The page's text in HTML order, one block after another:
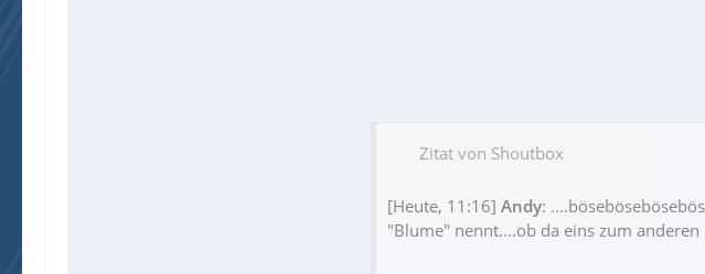
Zitat von Shoutbox
[Heute, 11:16] Andy:
"Blume" nennt....ob da eins zum anderen